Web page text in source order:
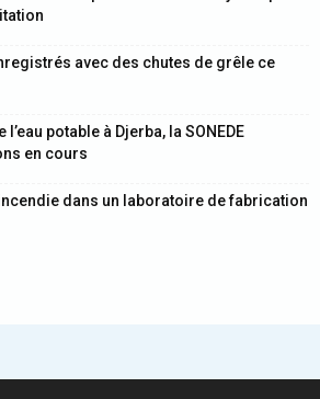
avec des chutes de grêle ce
potable à Djerba, la SONEDE
en cours
dans un laboratoire de fabrication